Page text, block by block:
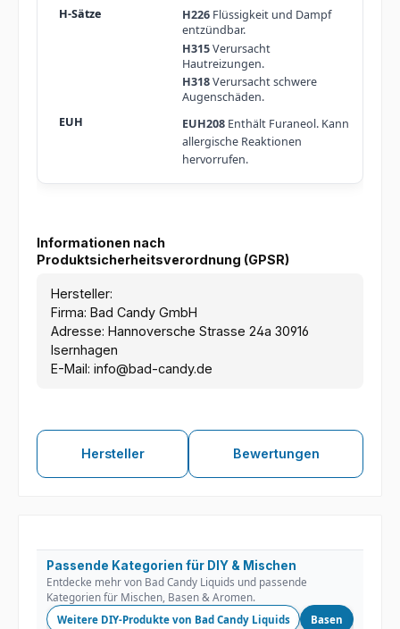
H226Flüssigkeit und Dampf
entzündbar.
H315Verursacht
Hautreizungen.
H318Verursacht schwere
Augenschäden.
EUH208Enthält Furaneol. Kann
allergische Reaktionen
hervorrufen.
Informationen nach
Produktsicherheitsverordnung (GPSR)
Hersteller:
Firma: Bad Candy GmbH
Adresse: Hannoversche Strasse 24a 30916
Isernhagen
E-Mail: info@bad-candy.de
Hersteller Bewertungen
Passende Kategorien für DIY & Mischen
Entdecke mehr von Bad Candy Liquids und passende
Kategorien für Mischen, Basen & Aromen.
Weitere DIY-Produkte von Bad Candy Liquids Basen